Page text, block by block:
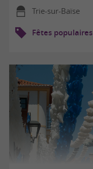
Trie-sur-Baïse
Fêtes populaires